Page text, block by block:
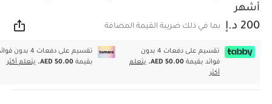
أشهر
200 د.إ بما في ذلك ضريبة القيمة المضافة
تقسيم على دفعات 4 بدون
فوائد بقيمة AED 50.00.
يتعلم
أكثر
تقسيم على دفعات 4 بدون
بقيمةAED 50.00. يتعلم أكثر